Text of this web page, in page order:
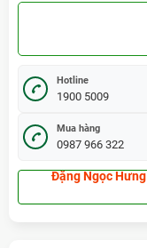
Hotline
1900 5009
Mua hàng
0987 966 322
Lê Hoàng Diệp -